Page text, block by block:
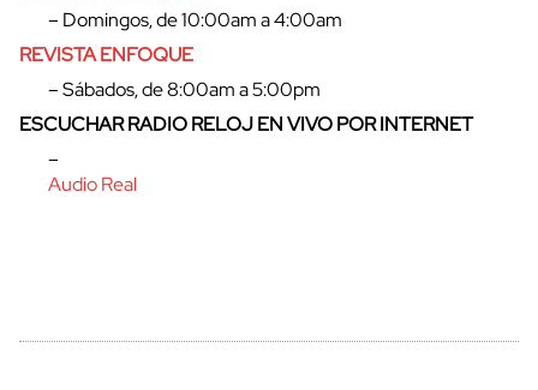
– Domingos, de 10:00am a 4:00am
REVISTA ENFOQUE
– Sábados, de 8:00am a 5:00pm
ESCUCHAR RADIO RELOJ EN VIVO POR INTERNET
–
Audio Real